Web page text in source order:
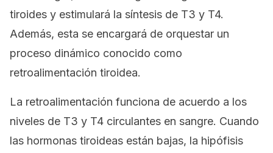
tiroides y estimulará la síntesis de T3 y T4.
Además, esta se encargará de orquestar un
proceso dinámico conocido como
retroalimentación tiroidea.
La retroalimentación funciona de acuerdo a los
niveles de T3 y T4 circulantes en sangre. Cuando
las hormonas tiroideas están bajas, la hipófisis